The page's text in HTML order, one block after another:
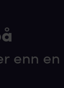
enn